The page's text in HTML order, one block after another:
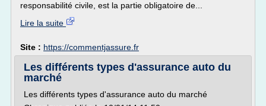
responsabilité civile, est la partie obligatoire de...
Lire la suite
Site : https://commentjassure.fr
Les différents types d'assurance auto du
marché
Les différents types d'assurance auto du marché